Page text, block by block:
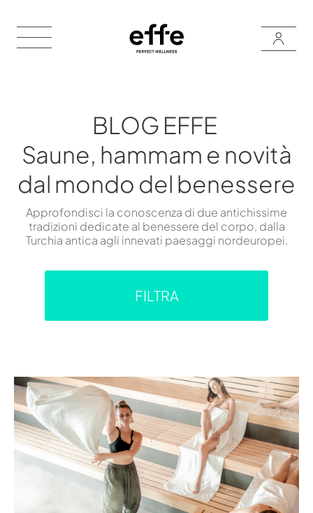
BLOG EFFE
Saune, hammam e novità
dal mondo del benessere
Approfondisci la conoscenza di due antichissime
tradizioni dedicate al benessere del corpo, dalla
Turchia antica agli innevati paesaggi nordeuropei.
FILTRA